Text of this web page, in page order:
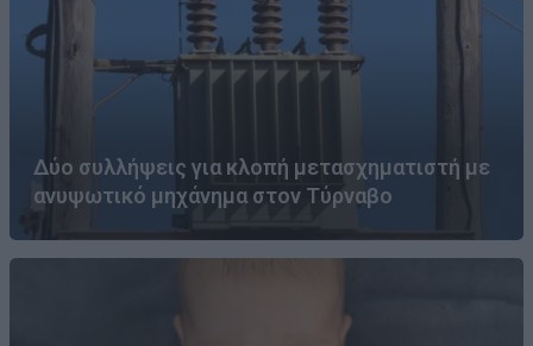
Δύο συλλήψεις για κλοπή μετασχηματιστή με
ανυψωτικό μηχάνημα στον Τύρναβο